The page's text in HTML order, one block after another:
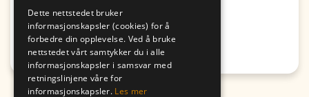
17:00
19:00
Passer for alle
Honningsvåg
Dette nettstedet bruker
informasjonskapsler (cookies) for å
forbedre din opplevelse. Ved å bruke
nettstedet vårt samtykker du i alle
informasjonskapsler i samsvar med
retningslinjene våre for
informasjonskapsler. Les mer